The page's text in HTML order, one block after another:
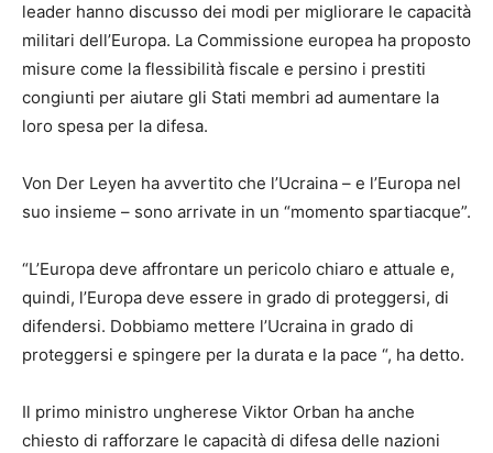
leader hanno discusso dei modi per migliorare le capacità
militari dell’Europa. La Commissione europea ha proposto
misure come la flessibilità fiscale e persino i prestiti
congiunti per aiutare gli Stati membri ad aumentare la
loro spesa per la difesa.
Von Der Leyen ha avvertito che l’Ucraina – e l’Europa nel
suo insieme – sono arrivate in un “momento spartiacque”.
“L’Europa deve affrontare un pericolo chiaro e attuale e,
quindi, l’Europa deve essere in grado di proteggersi, di
difendersi. Dobbiamo mettere l’Ucraina in grado di
proteggersi e spingere per la durata e la pace “, ha detto.
Il primo ministro ungherese Viktor Orban ha anche
chiesto di rafforzare le capacità di difesa delle nazioni